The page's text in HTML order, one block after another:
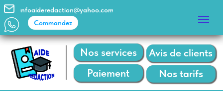
Nos services
Nos tarifs
Paiement
Avis de clients
Commandez
infoaideredaction@yahoo.com